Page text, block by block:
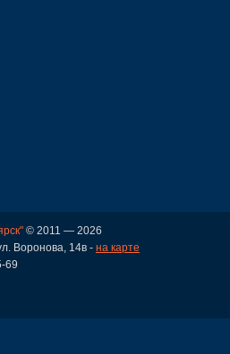
© 2011 — 2026
Воронова, 14в - на карте
69